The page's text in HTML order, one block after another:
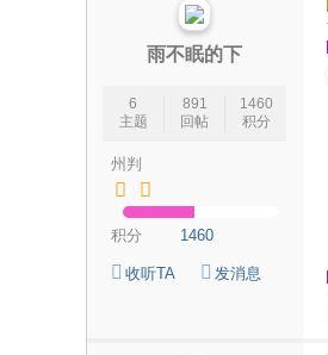
雨不眠的下
6
主题
891
回帖
1460
积分
州判
积分 1460
收听TA 发消息